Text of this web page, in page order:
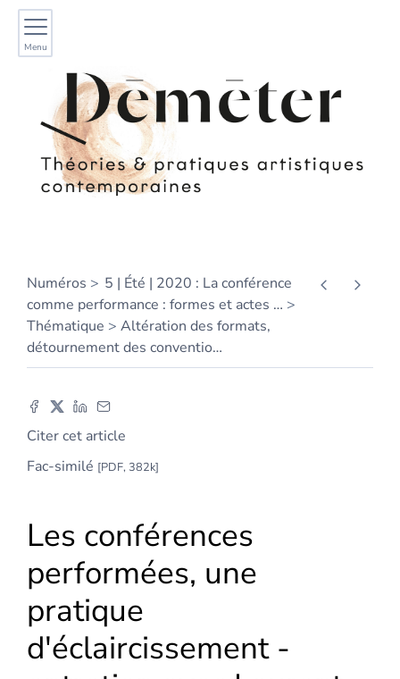
Menu
Numéros
5 | Été | 2020 : La conférence
comme performance : formes et actes …
Thématique
Altération des formats,
détournement des conventio…
Citer cet article
Fac-similé [PDF, 382k]
Les conférences
performées, une
pratique
d'éclaircissement -